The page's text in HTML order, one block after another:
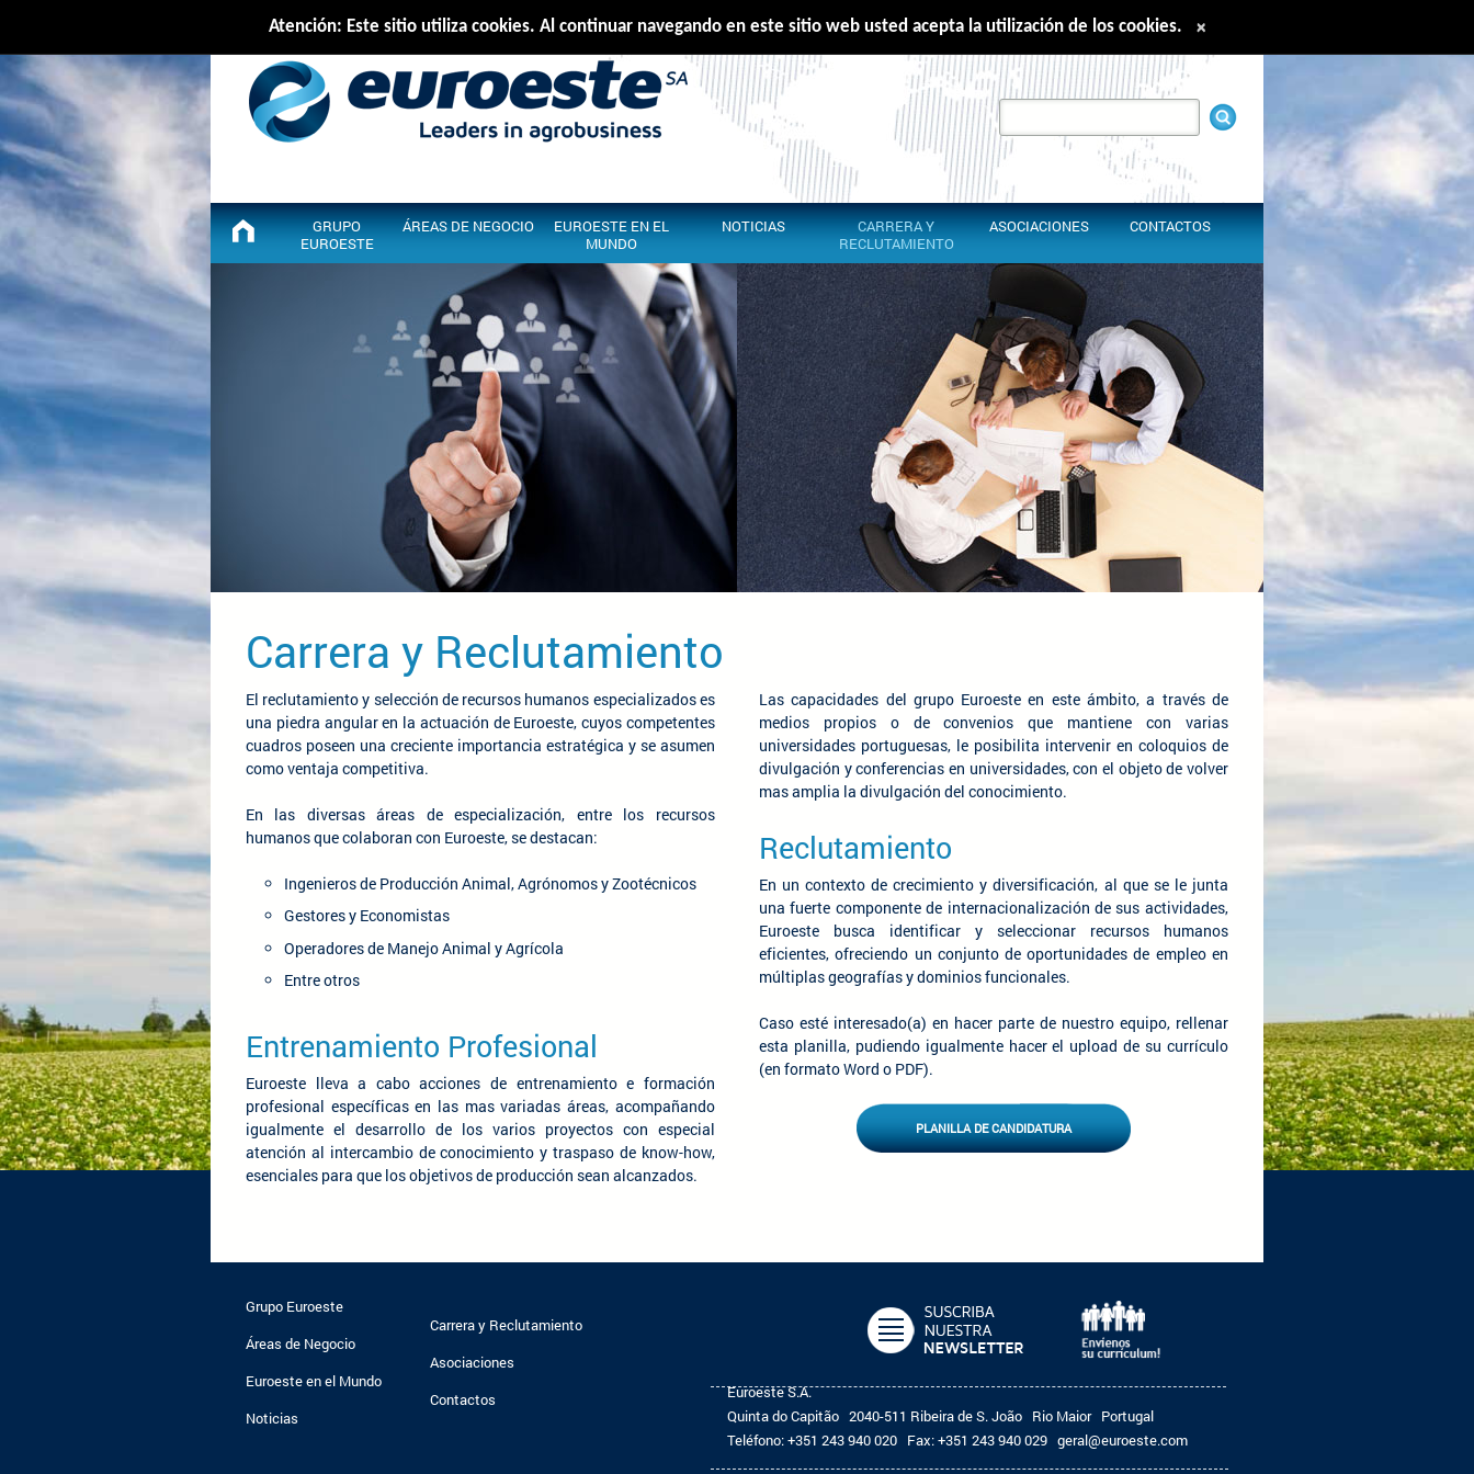
Português English Español Français 中文
GRUPO
EUROESTE
ÁREAS DE NEGOCIO
EUROESTE EN EL
MUNDO
NOTICIAS
CARRERA Y
RECLUTAMIENTO
ASOCIACIONES CONTACTOS
Carrera y Reclutamiento
El reclutamiento y selección de recursos humanos especializados es
una piedra angular en la actuación de Euroeste, cuyos competentes
cuadros poseen una creciente importancia estratégica y se asumen
como ventaja competitiva.
En las diversas áreas de especialización, entre los recursos
humanos que colaboran con Euroeste, se destacan:
Ingenieros de Producción Animal, Agrónomos y Zootécnicos
Gestores y Economistas
Operadores de Manejo Animal y Agrícola
Entre otros
Entrenamiento Profesional
Euroeste lleva a cabo acciones de entrenamiento e formación
profesional específicas en las mas variadas áreas, acompañando
igualmente el desarrollo de los varios proyectos con especial
atención al intercambio de conocimiento y traspaso de know-how,
esenciales para que los objetivos de producción sean alcanzados.
Las capacidades del grupo Euroeste en este ámbito, a través de
medios propios o de convenios que mantiene con varias
universidades portuguesas, le posibilita intervenir en coloquios de
divulgación y conferencias en universidades, con el objeto de volver
mas amplia la divulgación del conocimiento.
Reclutamiento
En un contexto de crecimiento y diversificación, al que se le junta
una fuerte componente de internacionalización de sus actividades,
Euroeste busca identificar y seleccionar recursos humanos
eficientes, ofreciendo un conjunto de oportunidades de empleo en
múltiplas geografías y dominios funcionales.
Caso esté interesado(a) en hacer parte de nuestro equipo, rellenar
esta planilla, pudiendo igualmente hacer el upload de su currículo
(en formato Word o PDF).
PLANILLA DE CANDIDATURA
Grupo Euroeste
Áreas de Negocio
Euroeste en el Mundo
Noticias
Carrera y Reclutamiento
Asociaciones
Contactos
Euroeste S.A.
Quinta do Capitão 2040-511 Ribeira de S. João Rio Maior Portugal
Teléfono:+351 243 940 020 Fax:+351 243 940 029 geral@euroeste.com
Atención: Este sitio utiliza cookies. Al continuar navegando en este sitio web usted acepta la utilización de los cookies. ×